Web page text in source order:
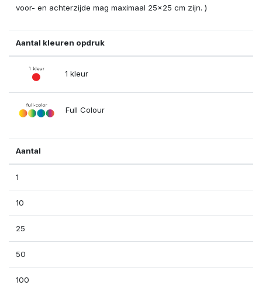
voor- en achterzijde mag maximaal 25x25 cm zijn. )
Aantal kleuren opdruk
1 kleur
Full Colour
Aantal
1
10
25
50
100